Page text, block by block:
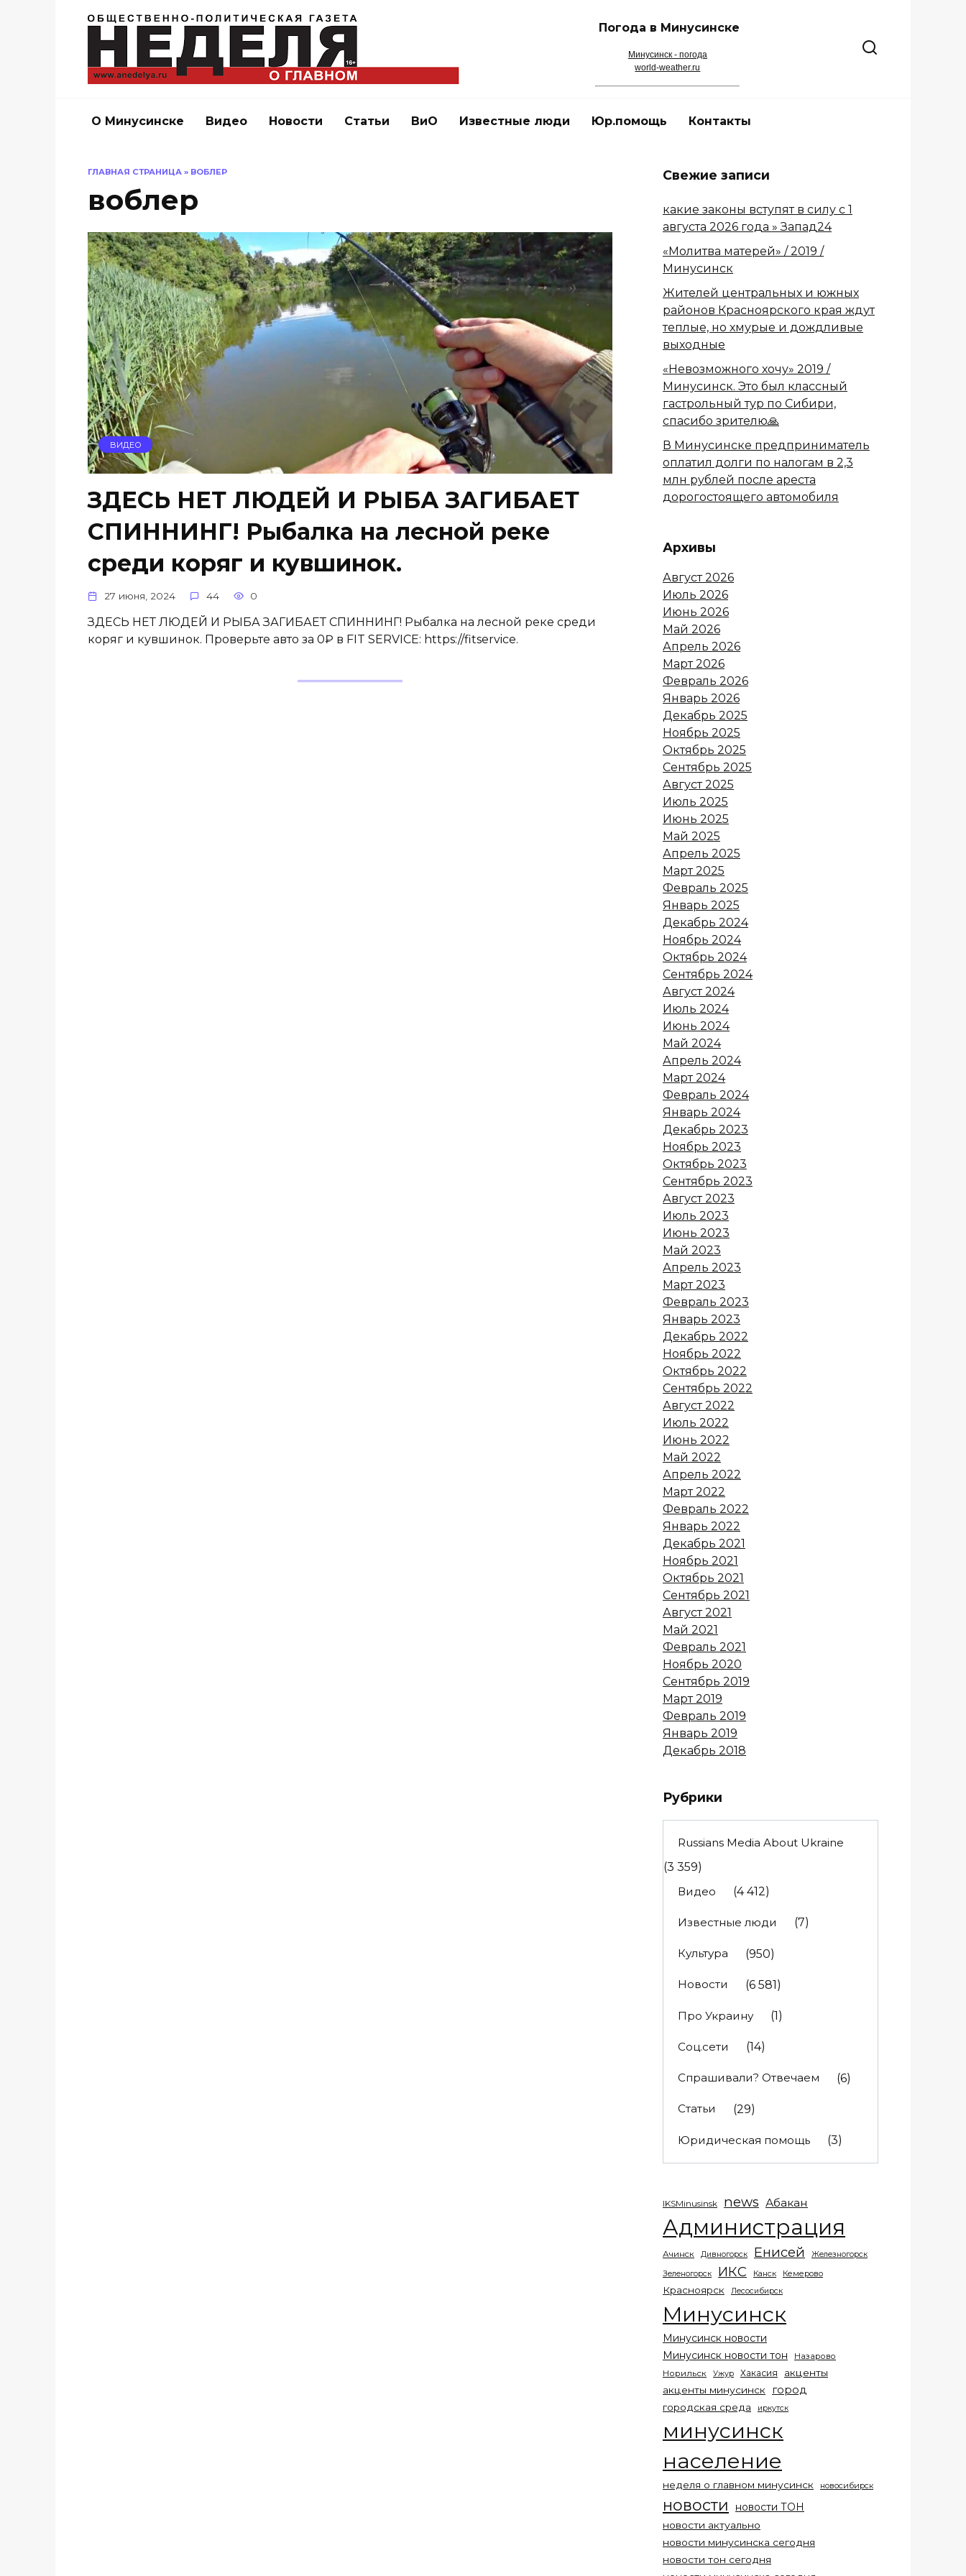
Погода в Минусинске
Минусинск - погода
world-weather.ru
О Минусинске Видео Новости Статьи ВиО Известные люди Юр.помощь Контакты
ГЛАВНАЯ СТРАНИЦА » ВОБЛЕР
воблер
ВИДЕО
ЗДЕСЬ НЕТ ЛЮДЕЙ И РЫБА ЗАГИБАЕТ
СПИННИНГ! Рыбалка на лесной реке
среди коряг и кувшинок.
27 июня, 2024 44 0
ЗДЕСЬ НЕТ ЛЮДЕЙ И РЫБА ЗАГИБАЕТ СПИННИНГ! Рыбалка на лесной реке среди
коряг и кувшинок. Проверьте авто за 0₽ в FIT SERVICE: https://fitservice.
Свежие записи
какие законы вступят в силу с 1
августа 2026 года » Запад24
«Молитва матерей» / 2019 /
Минусинск
Жителей центральных и южных
районов Красноярского края ждут
теплые, но хмурые и дождливые
выходные
«Невозможного хочу» 2019 /
Минусинск. Это был классный
гастрольный тур по Сибири,
спасибо зрителю🙏
В Минусинске предприниматель
оплатил долги по налогам в 2,3
млн рублей после ареста
дорогостоящего автомобиля
Архивы
Август 2026
Июль 2026
Июнь 2026
Май 2026
Апрель 2026
Март 2026
Февраль 2026
Январь 2026
Декабрь 2025
Ноябрь 2025
Октябрь 2025
Сентябрь 2025
Август 2025
Июль 2025
Июнь 2025
Май 2025
Апрель 2025
Март 2025
Февраль 2025
Январь 2025
Декабрь 2024
Ноябрь 2024
Октябрь 2024
Сентябрь 2024
Август 2024
Июль 2024
Июнь 2024
Май 2024
Апрель 2024
Март 2024
Февраль 2024
Январь 2024
Декабрь 2023
Ноябрь 2023
Октябрь 2023
Сентябрь 2023
Август 2023
Июль 2023
Июнь 2023
Май 2023
Апрель 2023
Март 2023
Февраль 2023
Январь 2023
Декабрь 2022
Ноябрь 2022
Октябрь 2022
Сентябрь 2022
Август 2022
Июль 2022
Июнь 2022
Май 2022
Апрель 2022
Март 2022
Февраль 2022
Январь 2022
Декабрь 2021
Ноябрь 2021
Октябрь 2021
Сентябрь 2021
Август 2021
Май 2021
Февраль 2021
Ноябрь 2020
Сентябрь 2019
Март 2019
Февраль 2019
Январь 2019
Декабрь 2018
Рубрики
Russians Media About Ukraine
(3 359)
Видео
(4 412)
Известные люди (7)
Культура (950)
Новости (6 581)
Про Украину (1)
Соц.сети (14)
Спрашивали? Отвечаем (6)
Статьи (29)
Юридическая помощь (3)
IKSMinusinsk news Абакан
Администрация
Ачинск Дивногорск Енисей Железногорск
Зеленогорск ИКС Канск Кемерово
Красноярск Лесосибирск
Минусинск
Минусинск новости
Минусинск новости тон
Назарово
Норильск
Ужур Хакасия
акценты
акценты минусинск
город
городская среда иркутск
минусинск
население
неделя о главном минусинск новосибирск
новости новости ТОН
новости актуально
новости минусинска сегодня
новости тон сегодня